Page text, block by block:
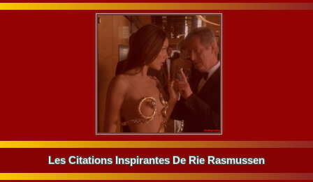
Les Citations Inspirantes De Rie Rasmussen